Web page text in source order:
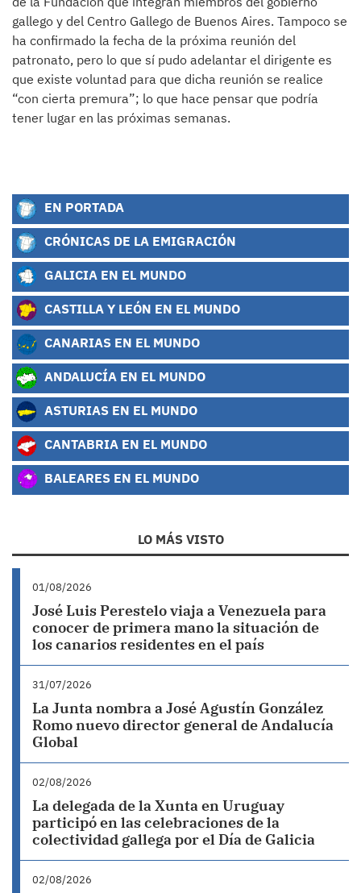
gallego y del Centro Gallego de Buenos Aires. Tampoco se
ha confirmado la fecha de la próxima reunión del
patronato, pero lo que sí pudo adelantar el dirigente es
que existe voluntad para que dicha reunión se realice
“con cierta premura”; lo que hace pensar que podría
tener lugar en las próximas semanas.
EN PORTADA
CRÓNICAS DE LA EMIGRACIÓN
GALICIA EN EL MUNDO
CASTILLA Y LEÓN EN EL MUNDO
CANARIAS EN EL MUNDO
ANDALUCÍA EN EL MUNDO
ASTURIAS EN EL MUNDO
CANTABRIA EN EL MUNDO
BALEARES EN EL MUNDO
LO MÁS VISTO
01/08/2026
José Luis Perestelo viaja a Venezuela para
conocer de primera mano la situación de
los canarios residentes en el país
31/07/2026
La Junta nombra a José Agustín González
Romo nuevo director general de Andalucía
Global
02/08/2026
La delegada de la Xunta en Uruguay
participó en las celebraciones de la
colectividad gallega por el Día de Galicia
02/08/2026